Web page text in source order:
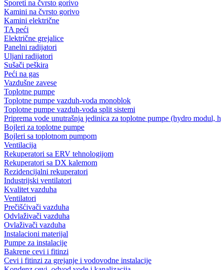
Šporeti na čvrsto gorivo
Kamini na čvrsto gorivo
Kamini električne
TA peći
Električne grejalice
Panelni radijatori
Uljani radijatori
Sušači peškira
Peći na gas
Vazdušne zavese
Toplotne pumpe
Toplotne pumpe vazduh-voda monoblok
Toplotne pumpe vazduh-voda split sistemi
Priprema vode unutrašnja jedinica za toplotne pumpe (hydro modul,
Bojleri za toplotne pumpe
Bojleri sa toplotnom pumpom
Ventilacija
Rekuperatori sa ERV tehnologijom
Rekuperatori sa DX kalemom
Rezidencijalni rekuperatori
Industrijski ventilatori
Kvalitet vazduha
Ventilatori
Prečišćivači vazduha
Odvlaživači vazduha
Ovlaživači vazduha
Instalacioni materijal
Pumpe za instalacije
Bakrene cevi i fitinzi
Cevi i fitinzi za grejanje i vodovodne instalacije